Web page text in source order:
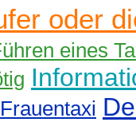
oder
eines
Frauentaxi